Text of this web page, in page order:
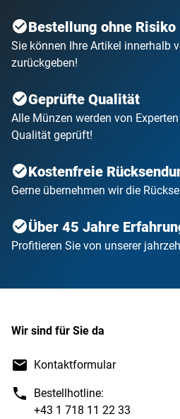
Bestellung ohne Risiko
Sie können Ihre Artikel innerhalb
zurückgeben!
Geprüfte Qualität
Alle Münzen werden von
Qualität geprüft!
Kostenfreie
Gerne übernehmen wir die
Über 45 Jahre
Profitieren Sie von unserer
Wir sind für Sie da
Kontaktformular
Bestellhotline:
+43 1 718 11 22 33